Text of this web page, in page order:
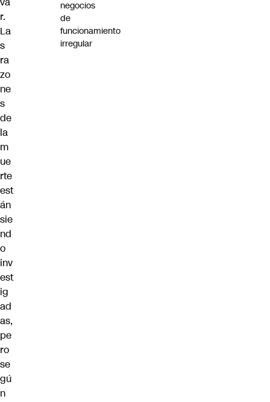
r.
La
s
ra
zo
ne
s
de
la
m
ue
rte
est
án
sie
nd
o
inv
est
ig
ad
as,
pe
ro
se
gú
n
negocios
de
funcionamiento
irregular